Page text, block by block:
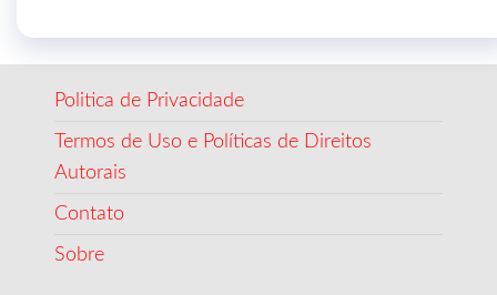
Politica de Privacidade
Termos de Uso e Políticas de Direitos
Autorais
Contato
Sobre